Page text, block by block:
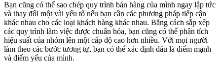
Bạn cũng có thể sao chép quy trình bán hàng của mình ngay lập tức
và thay đổi một vài yếu tố nếu bạn cần các phương pháp tiếp cận
khác nhau cho các loại khách hàng khác nhau. Bằng cách sắp xếp
các quy trình làm việc được chuẩn hóa, bạn cũng có thể phân tích
hiệu suất của nhóm lên một cấp độ cao hơn nhiều. Với mọi người
làm theo các bước tương tự, bạn có thể xác định đâu là điểm mạnh
và điểm yếu của mình.